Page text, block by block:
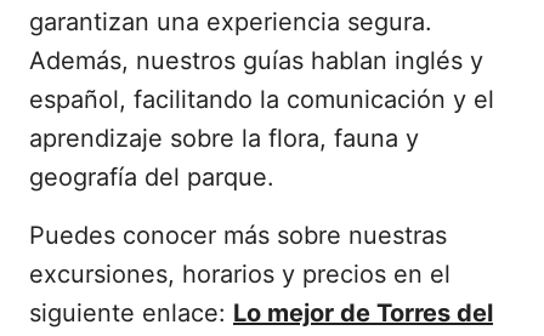
garantizan una experiencia segura.
Además, nuestros guías hablan inglés y
español, facilitando la comunicación y el
aprendizaje sobre la flora, fauna y
geografía del parque.
Puedes conocer más sobre nuestras
excursiones, horarios y precios en el
siguiente enlace: Lo mejor de Torres del